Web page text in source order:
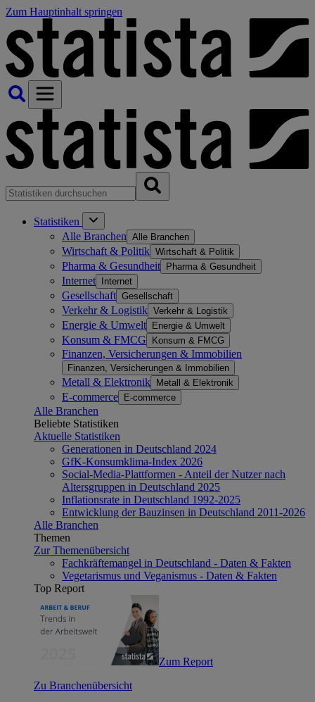
Zum Hauptinhalt springen
Statistiken
Alle Branchen Alle Branchen
Wirtschaft & Politik Wirtschaft & Politik
Pharma & Gesundheit Pharma & Gesundheit
Internet Internet
Gesellschaft Gesellschaft
Verkehr & Logistik Verkehr & Logistik
Energie & Umwelt Energie & Umwelt
Konsum & FMCG Konsum & FMCG
Finanzen, Versicherungen & Immobilien
Finanzen, Versicherungen & Immobilien
Metall & Elektronik Metall & Elektronik
E-commerce E-commerce
Alle Branchen
Beliebte Statistiken
Aktuelle Statistiken
Generationen in Deutschland 2024
GfK-Konsumklima-Index 2026
Social-Media-Plattformen - Anteil der Nutzer nach
Altersgruppen in Deutschland 2025
Inflationsrate in Deutschland 1992-2025
Entwicklung der Bauzinsen in Deutschland 2011-2026
Alle Branchen
Themen
Zur Themenübersicht
Fachkräftemangel in Deutschland - Daten & Fakten
Vegetarismus und Veganismus - Daten & Fakten
Top Report
Zum Report
Zu Branchenübersicht